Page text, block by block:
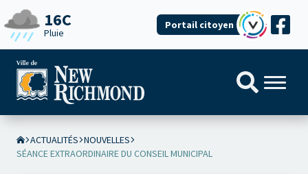
16C
Pluie
Portail citoyen
ACTUALITÉS NOUVELLES
SÉANCE EXTRAORDINAIRE DU CONSEIL MUNICIPAL